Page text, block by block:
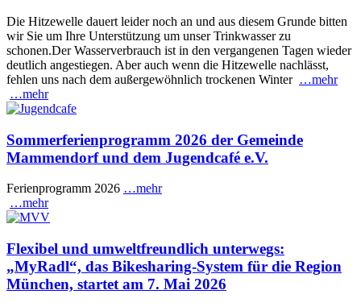
Die Hitzewelle dauert leider noch an und aus diesem Grunde bitten
wir Sie um Ihre Unterstützung um unser Trinkwasser zu
schonen.Der Wasserverbrauch ist in den vergangenen Tagen wieder
deutlich angestiegen. Aber auch wenn die Hitzewelle nachlässt,
fehlen uns nach dem außergewöhnlich trockenen Winter …mehr
…mehr
Sommerferienprogramm 2026 der Gemeinde
Mammendorf und dem Jugendcafé e.V.
Ferienprogramm 2026 …mehr
…mehr
Flexibel und umweltfreundlich unterwegs:
„MyRadl“, das Bikesharing-System für die Region
München, startet am 7. Mai 2026